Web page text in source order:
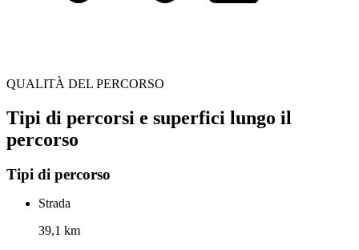
QUALITÀ DEL PERCORSO
Tipi di percorsi e superfici lungo il
percorso
Tipi di percorso
Strada
39,1 km